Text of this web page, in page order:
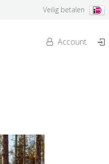
Veilig betalen
Account